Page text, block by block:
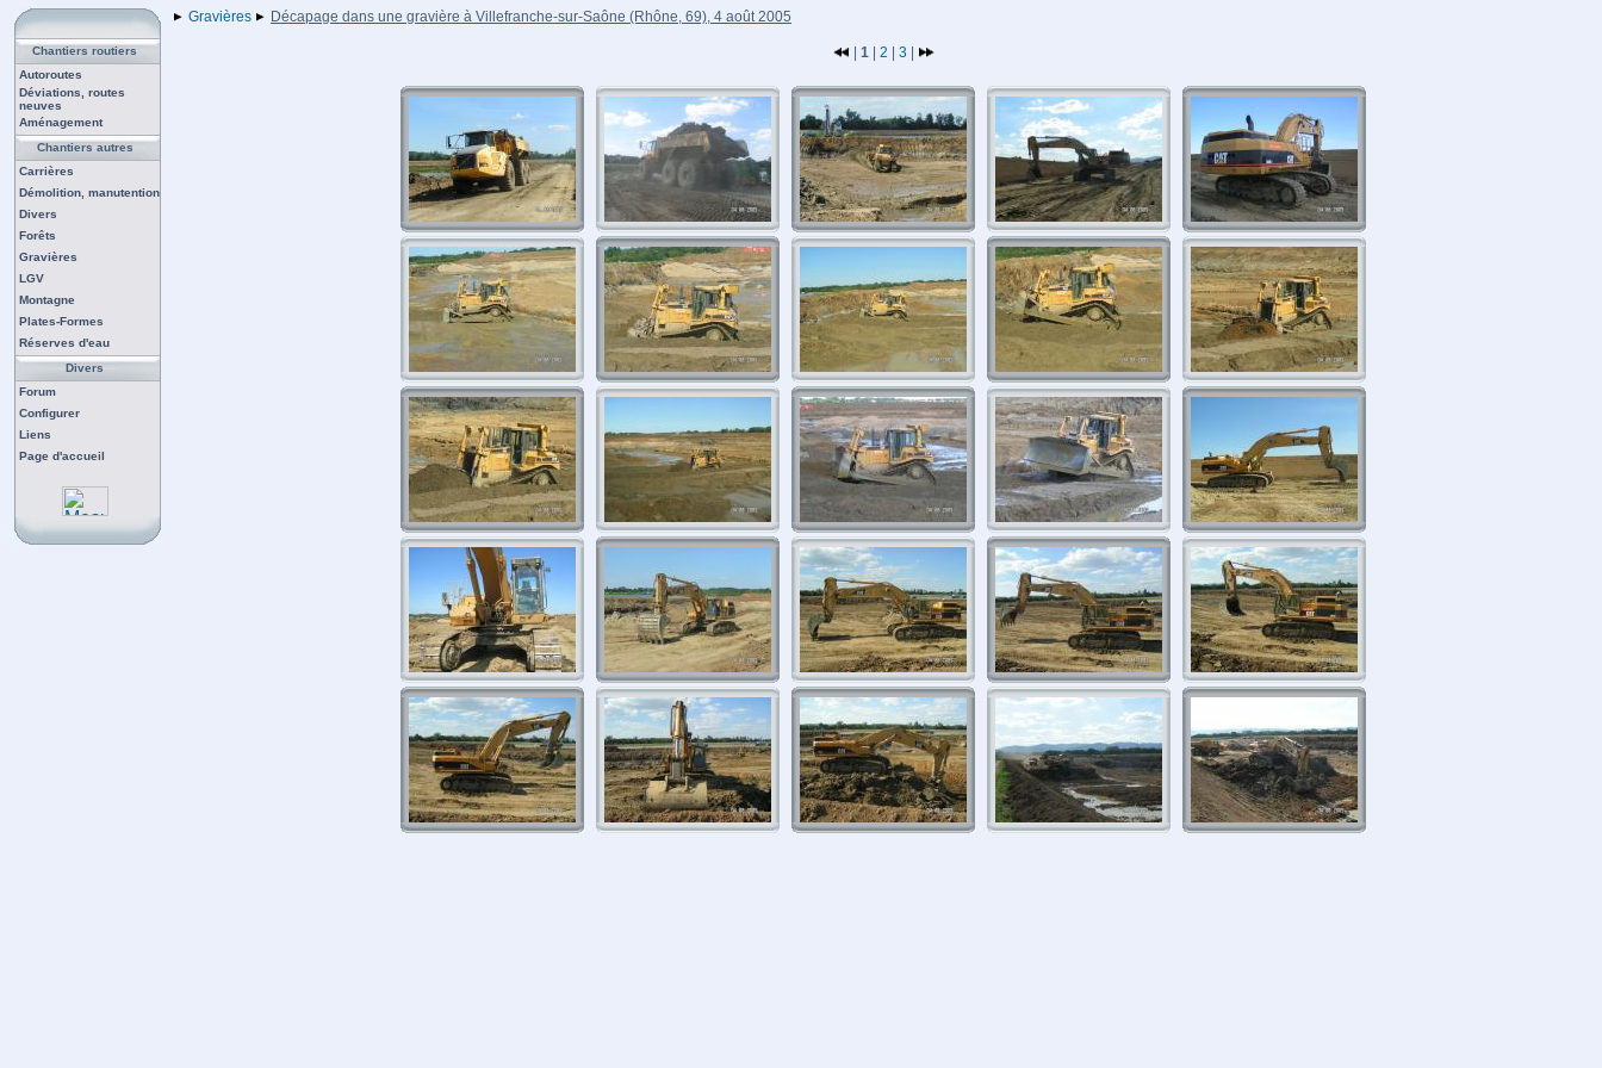
Chantiers routiers
Autoroutes
Déviations, routes
neuves
Aménagement
Chantiers autres
Carrières
Démolition, manutention
Divers
Forêts
Gravières
LGV
Montagne
Plates-Formes
Réserves d'eau
Divers
Forum
Configurer
Liens
Page d'accueil
Gravières Décapage dans une gravière à Villefranche-sur-Saône (Rhône, 69), 4 août 2005
| 1| 2 3